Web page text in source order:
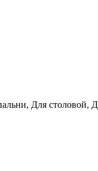
Для столовой,